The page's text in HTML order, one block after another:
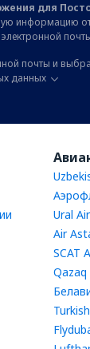
для
информацию
почты и
данных
Ural
Air
SCAT
Qazaq